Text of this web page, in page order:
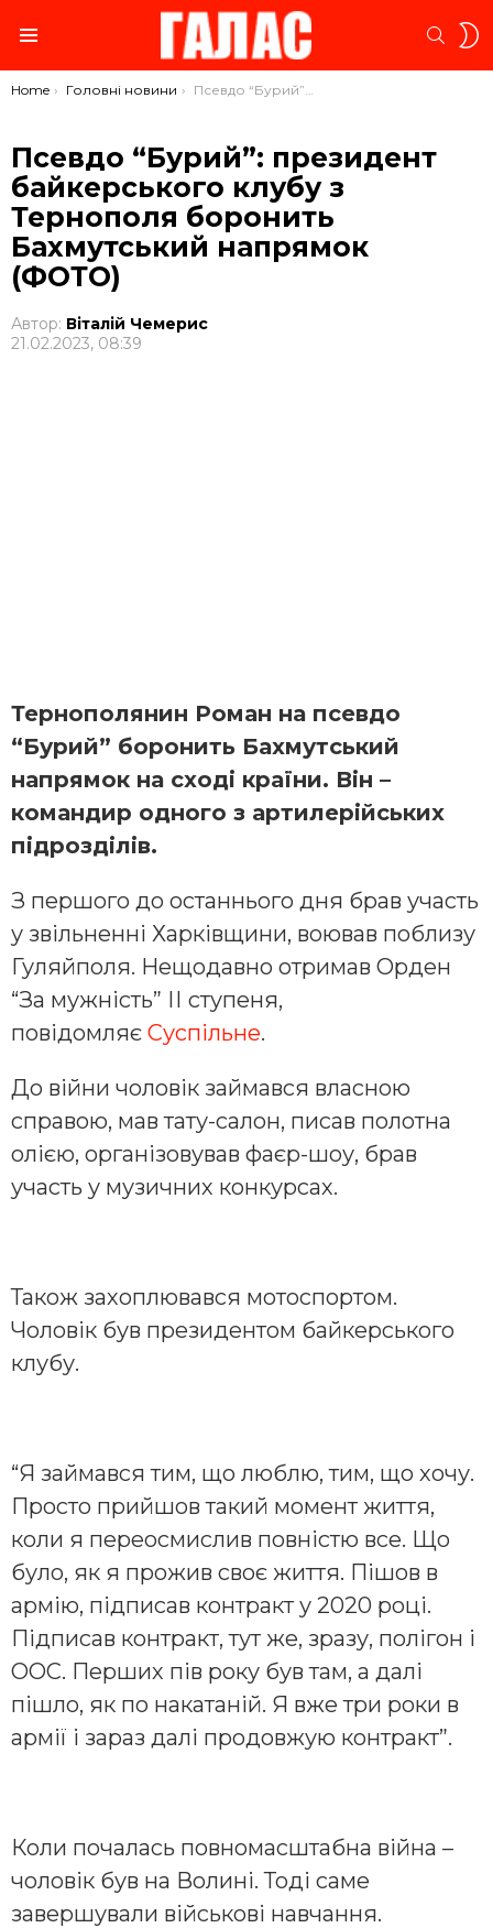
You are here:
Home Головні новини Псевдо “Бурий”: президент байкерського клубу з Тернополя боронить Бахмутський напрямок (ФОТО)
Псевдо “Бурий”: президент
байкерського клубу з
Тернополя боронить
Бахмутський напрямок
(ФОТО)
Автор: Віталій Чемерис
21.02.2023, 08:39
Тернополянин Роман на псевдо
“Бурий” боронить Бахмутський
напрямок на сході країни. Він –
командир одного з артилерійських
підрозділів.
З першого до останнього дня брав участь
у звільненні Харківщини, воював поблизу
Гуляйполя. Нещодавно отримав Орден
“За мужність” ІІ ступеня,
повідомляє Суспільне.
До війни чоловік займався власною
справою, мав тату-салон, писав полотна
олією, організовував фаєр-шоу, брав
участь у музичних конкурсах.
Також захоплювався мотоспортом.
Чоловік був президентом байкерського
клубу.
“Я займався тим, що люблю, тим, що хочу.
Просто прийшов такий момент життя,
коли я переосмислив повністю все. Що
було, як я прожив своє життя. Пішов в
армію, підписав контракт у 2020 році.
Підписав контракт, тут же, зразу, полігон і
ООС. Перших пів року був там, а далі
пішло, як по накатаній. Я вже три роки в
армії і зараз далі продовжую контракт”.
Коли почалась повномасштабна війна –
чоловік був на Волині. Тоді саме
завершували військові навчання.